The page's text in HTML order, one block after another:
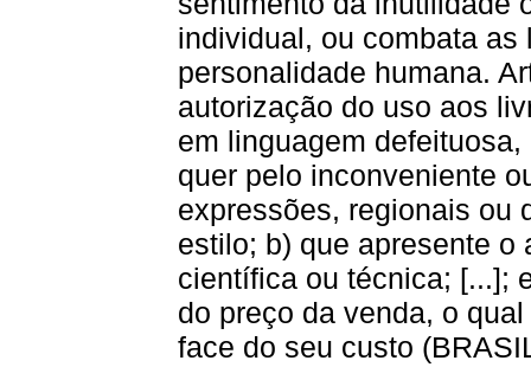
individual, ou combata
personalidade humana.
autorização do uso aos
em linguagem
quer pelo inconveniente
expressões, regionais ou
estilo; b) que apresente o
científica ou técnica; [...];
do preço da venda, o
face do seu custo